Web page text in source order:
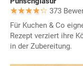
373
Für Kuchen & Co
Rezept verziert ihre
in der Zubereitung.